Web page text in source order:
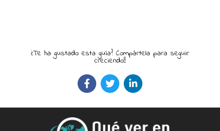
¿Te ha gustado esta guía? Compártela para seguir
creciendo!!